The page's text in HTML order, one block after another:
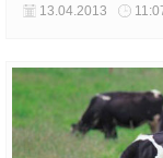
13.04.2013